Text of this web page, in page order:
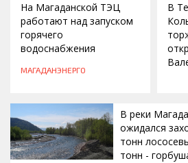
На Магаданской ТЭЦ
работают над запуском
горячего
водоснабжения
МАГАДАНЭНЕРГО
В
В реки
ожидался
тонн
тонн -